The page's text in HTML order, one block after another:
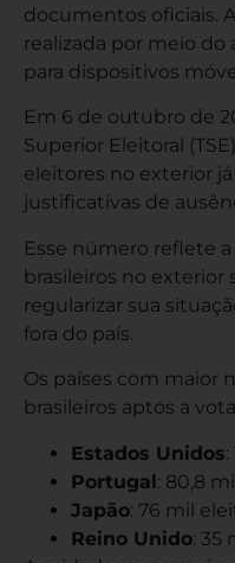
documentos oficiais.
realizada por meio
para dispositivos
Em 6 de outubro de
Superior Eleitoral
eleitores no exterior
justificativas de
Esse número reflete
brasileiros no exterior
regularizar sua
fora do país.
Os países com maior
brasileiros aptos a
Estados Unidos
Portugal: 80,8
Japão: 76 mil
Reino Unido: 35